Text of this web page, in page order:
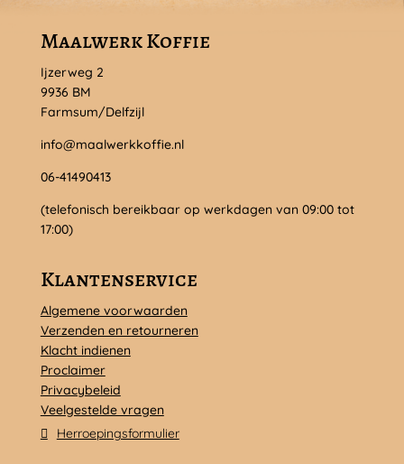
Maalwerk Koffie
Ijzerweg 2
9936 BM
Farmsum/Delfzijl
info@maalwerkkoffie.nl
06-41490413
(telefonisch bereikbaar op werkdagen van 09:00 tot
17:00)
Klantenservice
Algemene voorwaarden
Verzenden en retourneren
Klacht indienen
Proclaimer
Privacybeleid
Veelgestelde vragen
Herroepingsformulier